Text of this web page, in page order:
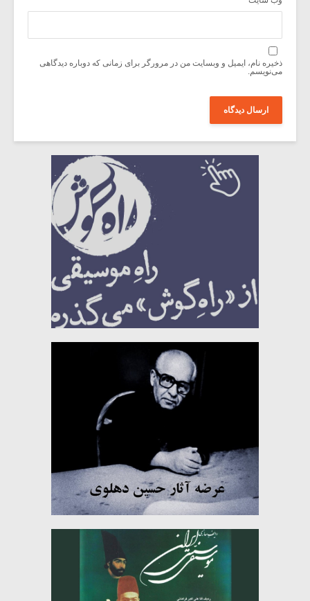
ذخیره نام، ایمیل و وبسایت من در مرورگر برای زمانی که دوباره دیدگاهی
می‌نویسم.